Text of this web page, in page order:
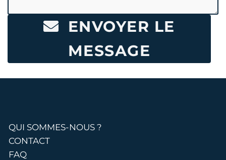
ENVOYER LE
MESSAGE
QUI SOMMES-NOUS ?
CONTACT
FAQ